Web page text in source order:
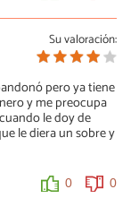
Su valoración:
pero ya tiene
y me preocupa
le doy de
le diera un sobre y
0 0